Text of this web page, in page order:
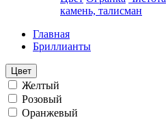
камень, талисман
Главная
Бриллианты
Цвет
Желтый
Розовый
Оранжевый